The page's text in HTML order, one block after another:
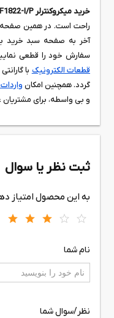
خرید میکروکنترلر PIC12F1822-I/P
راحت است. در همین
آخر به صفحه سبد خرید
سفارش خود را قطعی
قطعات الکترونیک با
گردد. همچنین امکان
و بی واسطه، برای
ثبت نظر یا سوال
به این محصول امتیاز
نام شما
نظر/سوال شما